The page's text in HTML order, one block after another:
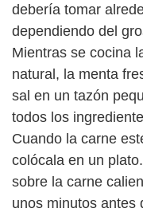
debería tomar
dependiendo del
Mientras se cocina
natural, la menta
sal en un tazón
todos los
Cuando la carne
colócala en un
sobre la carne
unos minutos antes